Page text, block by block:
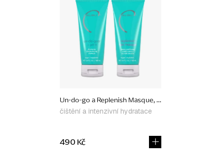
Un-do-go a Replenish Masque, set produktů
čištění a intenzivní hydratace
490 Kč